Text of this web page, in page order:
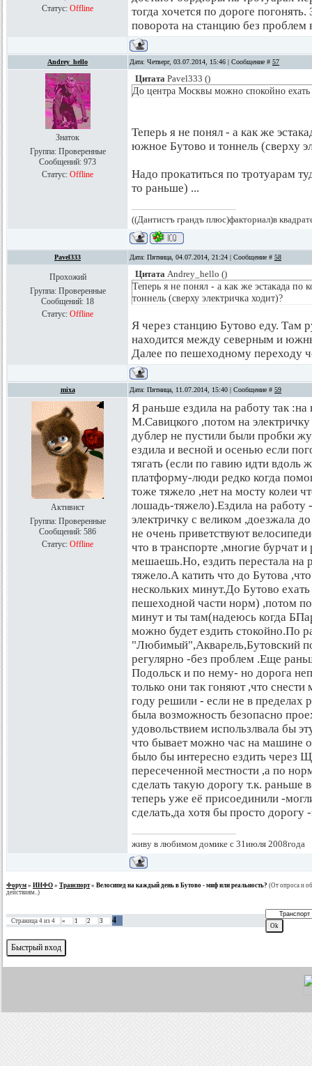
Статус: Offline
тогда хочется по дороге
поворота на станцию без проблем
Andrey_hello Дата: Четверг, 03.07.2014, 15:46 | Сообщение # 57
Знаток
Группа: Проверенные
Сообщений: 973
Статус: Offline
Цитата Pavel333 ()
До центра Москвы можно спокойно
Теперь я не понял - а как же
южное Бутово и тоннель (сверху
Надо прокатиться по тротуарам
то раньше) ...
((Дантистъ грандъ плюс)факториал)в
Pavel333 Дата: Пятница, 04.07.2014, 21:24 | Сообщение # 58
Прохожий
Группа: Проверенные
Сообщений: 18
Статус: Offline
Цитата Andrey_hello ()
Теперь я не понял - а как же эстакада по
тоннель (сверху электричка ходит)?
Я через станцию Бутово еду. Там
находится между северным и
Далее по пешеходному переходу
mixa Дата: Пятница, 11.07.2014, 15:40 | Сообщение # 59
Активист
Группа: Проверенные
Сообщений: 586
Статус: Offline
Я раньше ездила на работу так
М.Савицкого ,потом на
дублер не пустили были пробки
ездила и весной и осенью если
тягать (если по гавию идти вдоль
платформу-люди редко когда
тоже тяжело ,нет на мосту колеи
лошадь-тяжело).Ездила на
электричку с великом ,доезжала
не очень приветствуют
что в транспорте ,многие бурчат
мешаешь.Но, ездить перестала на
тяжело.А катить что до Бутова
нескольких минут.До Бутово
пешеходной части норм) ,потом
минут и ты там(надеюсь когда
можно будет ездить стокойно.По
"Любимый",Акварель,Бутовский
регулярно -без проблем .Еще
Подольск и по нему- но дорога
только они так гоняют ,что
году решили - если не в пределах
была возможность безопасно
удовольствием использлвала бы
что бывает можно час на машине
было бы интересно ездить через
пересеченной местности ,а по
сделать такую дорогу т.к.
теперь уже её присоединили -
сделать,да хотя бы просто дорогу
живу в любимом домике с 31июля 2008года
Форум » ИНФО » Транспорт » Велосипед на каждый день в Бутово - миф или реальность? (От опроса и
действиям..)
Страница 4 из 4 « 1 2 3 4